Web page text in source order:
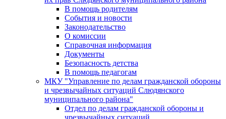
В помощь родителям
События и новости
Законодательство
О комиссии
Справочная информация
Документы
Безопасность детства
В помощь педагогам
МКУ "Управление по делам гражданской обороны
и чрезвычайных ситуаций Слюдянского
муниципального района"
Отдел по делам гражданской обороны и
чрезвычайных ситуаций